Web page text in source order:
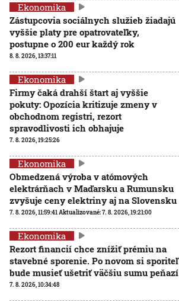
Ekonomika
Zástupcovia sociálnych služieb žiadajú
vyššie platy pre opatrovateľky,
postupne o 200 eur každý rok
8. 8. 2026, 13:37:11
Ekonomika
Firmy čaká drahší štart aj vyššie
pokuty: Opozícia kritizuje zmeny v
obchodnom registri, rezort
spravodlivosti ich obhajuje
7. 8. 2026, 19:25:26
Ekonomika
Obmedzená výroba v atómových
elektrárňach v Maďarsku a Rumunsku
zvyšuje ceny elektriny aj na Slovensku
7. 8. 2026, 11:59:41 Aktualizované:7. 8. 2026, 19:21:00
Ekonomika
Rezort financií chce znížiť prémiu na
stavebné sporenie. Po novom si sporiteľ
bude musieť ušetriť väčšiu sumu peňazí
7. 8. 2026, 10:34:48